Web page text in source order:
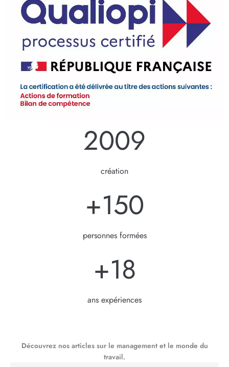
2009
création
+150
personnes formées
+18
ans expériences
Découvrez nos articles sur le management et le monde du
travail.